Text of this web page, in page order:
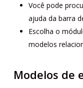
Você pode
ajuda da barra
Escolha o
modelos
Modelos de